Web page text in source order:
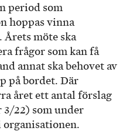
period som
hoppas vinna
möte ska
frågor som kan få
annat ska behovet av
på bordet. Där
året ett antal förslag
3/22) som under